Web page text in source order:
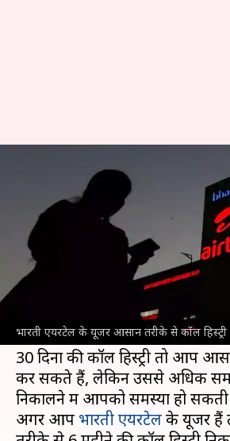
भारती एयरटेल के यूजर आसान तरीके से कॉल
एयरटेल यूजर्स घर बैठे
महीनों की कॉल हिस्ट्री,
बिश्वजीत कुमार Apr 28, 2024 10:35 pm
क्या है खबर?
आज के समय में हमें दिन भर में बहुत
सामना करना पड़ता है, जिससे बहुत
निकालना एक थकान भारत और कठिन
30 दिनों की कॉल हिस्ट्री तो आप
कर सकते हैं, लेकिन उससे अधिक
निकालने में आपको समस्या हो सकती
अगर आप भारती एयरटेलके यूजर हैं